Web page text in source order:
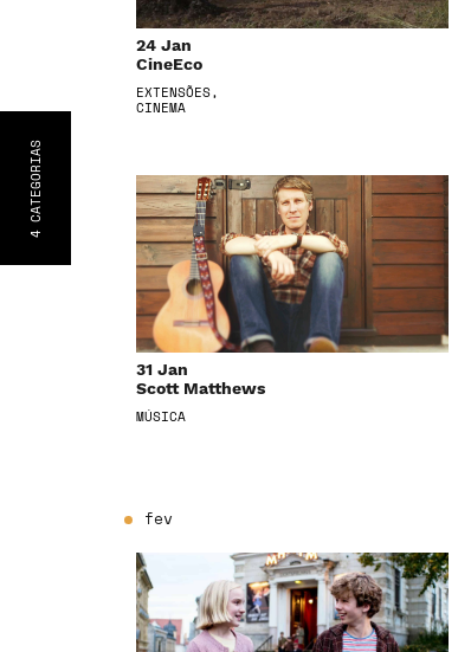
4
CATEGORIA
S
24 Jan
CineEco
EXTENSÕES,
CINEMA
31 Jan
Scott Matthews
MÚSICA
fev